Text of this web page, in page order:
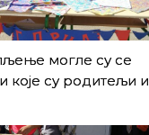
могле су се
које су родитељи и